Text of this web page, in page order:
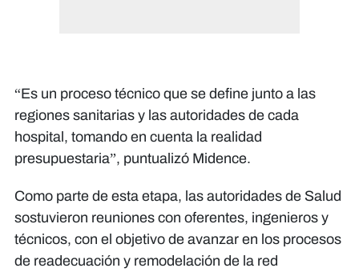
“Es un proceso técnico que se define junto a las
regiones sanitarias y las autoridades de cada
hospital, tomando en cuenta la realidad
presupuestaria”, puntualizó Midence.
Como parte de esta etapa, las autoridades de Salud
sostuvieron reuniones con oferentes, ingenieros y
técnicos, con el objetivo de avanzar en los procesos
de readecuación y remodelación de la red